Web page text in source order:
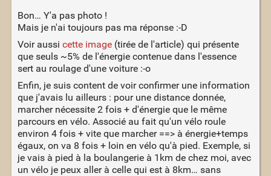
Bon… Y'a pas photo !
Mais je n'ai toujours pas ma réponse :-D
Voir aussi cette image(tirée de l'article) qui présente
que seuls ~5% de l'énergie contenue dans l'essence
sert au roulage d'une voiture :-o
Enfin, je suis content de voir confirmer une information
que j'avais lu ailleurs : pour une distance donnée,
marcher nécessite 2 fois + d'énergie que le même
parcours en vélo. Associé au fait qu'un vélo roule
environ 4 fois + vite que marcher ==> à énergie+temps
égaux, on va 8 fois + loin en vélo qu'à pied. Exemple, si
je vais à pied à la boulangerie à 1km de chez moi, avec
un vélo je peux aller à celle qui est à 8km… sans